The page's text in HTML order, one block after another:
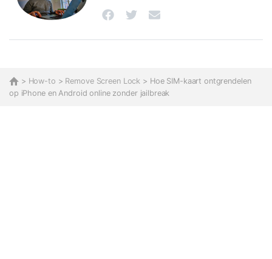
> How-to > Remove Screen Lock > Hoe SIM-kaart ontgrendelen
op iPhone en Android online zonder jailbreak